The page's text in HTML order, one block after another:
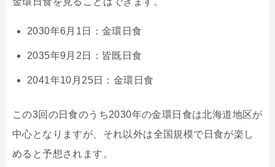
2030年6月1日：金環日食
2035年9月2日：皆既日食
2041年10月25日：金環日食
この3回の日食のうち2030年の金環日食は北海道地区が
中心となりますが、それ以外は全国規模で日食が楽し
めると予想されます。